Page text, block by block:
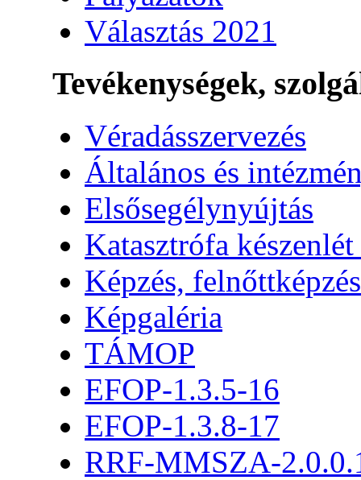
Választás 2021
Tevékenységek,
Véradásszervezés
Általános és
Elsősegélynyújtás
Katasztrófa
Képzés, felnőttképzés
Képgaléria
TÁMOP
EFOP-1.3.5-16
EFOP-1.3.8-17
RRF-MMSZA-